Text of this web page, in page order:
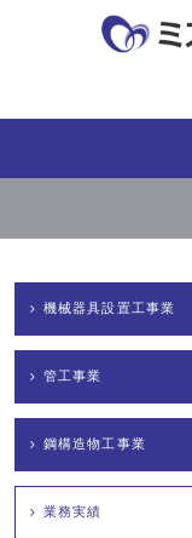
機械器具設置工事業
管工事業
鋼構造物工事業
業務実績